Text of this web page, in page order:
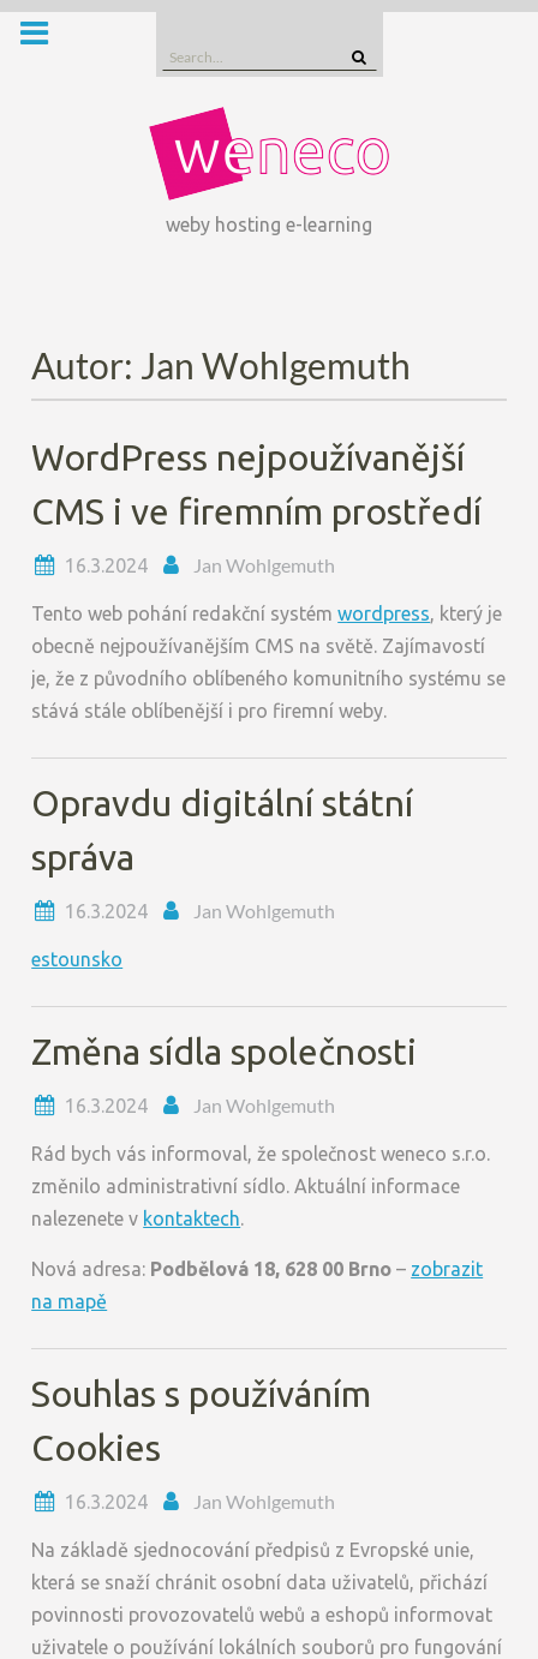
Skip
Search
for:
weby hosting e-learning
Autor: Jan Wohlgemuth
WordPress nejpoužívanější
CMS i ve firemním prostředí
16.3.2024 Jan Wohlgemuth
Tento web pohání redakční systémwordpress, který je
obecně nejpoužívanějším CMS na světě. Zajímavostí
je, že z původního oblíbeného komunitního systému se
stává stále oblíbenější i pro firemní weby.
Opravdu digitální státní
správa
16.3.2024 Jan Wohlgemuth
estounsko
Změna sídla společnosti
16.3.2024 Jan Wohlgemuth
Rád bych vás informoval, že společnost weneco s.r.o.
změnilo administrativní sídlo. Aktuální informace
nalezenete v kontaktech.
Nová adresa: Podbělová 18, 628 00 Brno – zobrazit
na mapě
Souhlas s používáním
Cookies
16.3.2024 Jan Wohlgemuth
Na základě sjednocování předpisů z Evropské unie,
která se snaží chránit osobní data uživatelů, přichází
povinnosti provozovatelů webů a eshopů informovat
uživatele o používání lokálních souborů pro fungování